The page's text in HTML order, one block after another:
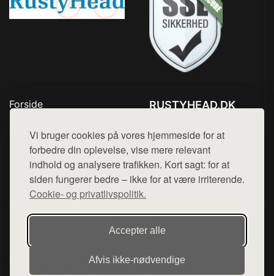
Vi bruger cookies på vores hjemmeside for at
forbedre din oplevelse, vise mere relevant
indhold og analysere trafikken. Kort sagt: for at
siden fungerer bedre – ikke for at være irriterende.
Cookie- og privatlivspolitik.
Accepter alle
Afvis ikke‑nødvendige
Forside
Top Rabatter
Kontakt
RUSTYHEAD.DK
Mail: hej@want.dk
Cookie- og privatlivspolitik
Denne side er en del af want.dk, der udgiver en række
hjemmesider med præsentation af forskellige produkter fra
diverse webshops. Der sælges ikke varer fra denne side - vi